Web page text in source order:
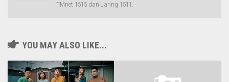
TMnet 1515 dan Jaring 1511.
YOU MAY ALSO LIKE...